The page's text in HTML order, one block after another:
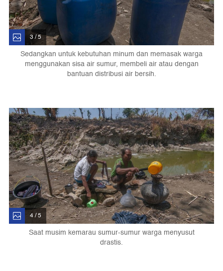
3 / 5
Sedangkan untuk kebutuhan minum dan memasak warga
menggunakan sisa air sumur, membeli air atau dengan
bantuan distribusi air bersih.
4 / 5
Saat musim kemarau sumur-sumur warga menyusut
drastis.